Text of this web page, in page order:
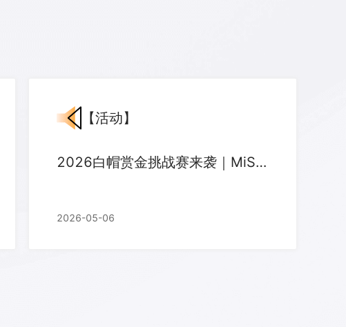
【活动】
2026白帽赏金挑战赛来袭｜MiSRC等你来战
2026-05-06